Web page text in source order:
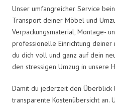
Unser umfangreicher Service
Transport deiner Möbel und
Verpackungsmaterial, Montage-
professionelle Einrichtung deiner
du dich voll und ganz auf dein
den stressigen Umzug in unsere
Damit du jederzeit den Überblick
transparente Kostenübersicht an.